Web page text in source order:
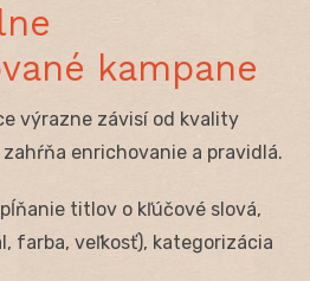
kampane
výrazne závisí od kvality
enrichovanie a pravidlá.
titlov o kľúčové slová,
farba, veľkosť), kategorizácia